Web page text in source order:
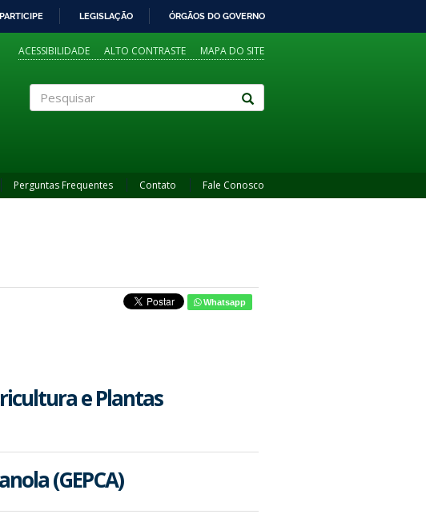
PARTICIPE LEGISLAÇÃO ÓRGÃOS DO GOVERNO
ACESSIBILIDADE ALTO CONTRASTE MAPA DO SITE
Perguntas Frequentes Contato Fale Conosco
Whatsapp
e Plantas
(GEPCA)